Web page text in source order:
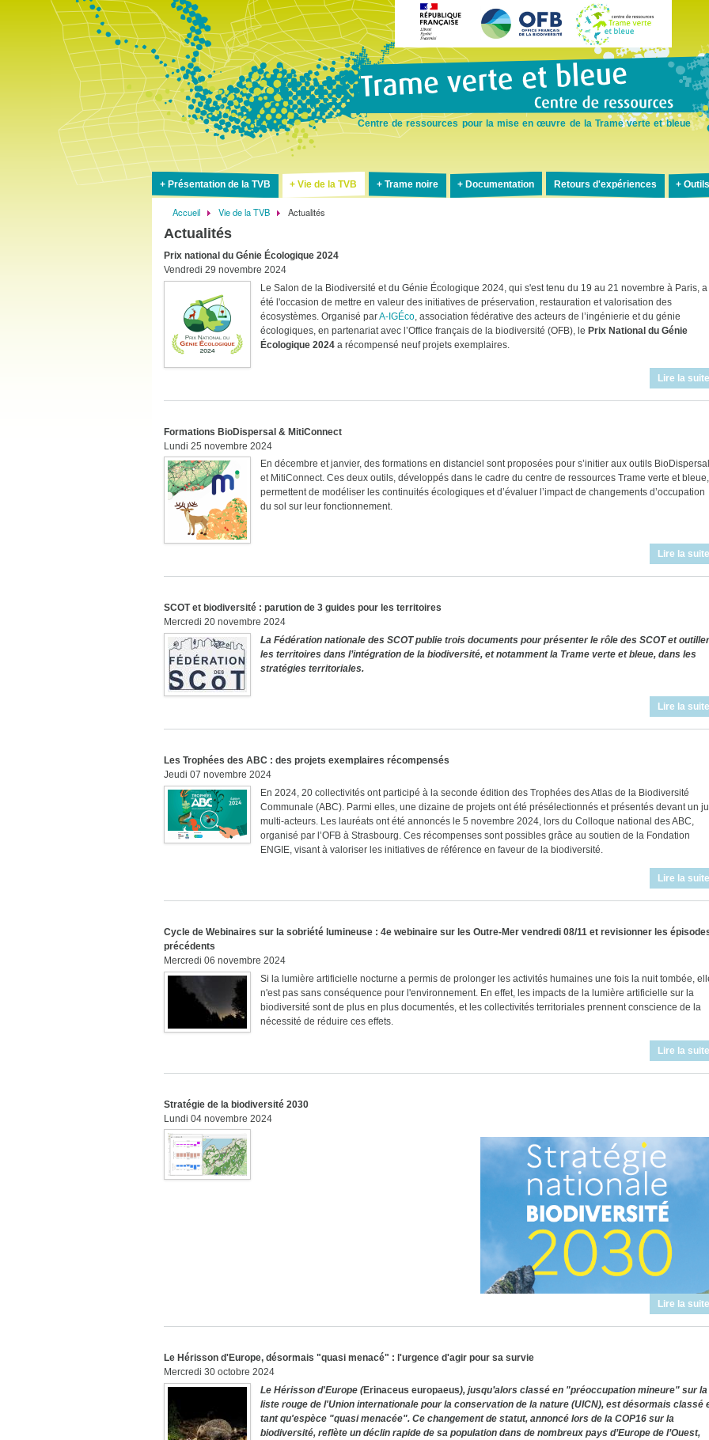
au
contenu
Centre de ressources pour la mise en œuvre de la Trame verte et bleue
Présentation de la TVB Vie de la TVB Trame noire Documentation Retours d'expériences
Fil
d'Ariane
Accueil Vie de la TVB Actualités
Actualités
Prix national du Génie Écologique 2024
Vendredi 29 novembre 2024
Le Salon de la Biodiversité et du Génie Écologique 2024, qui s'est tenu du 19 au 21 novembre à Paris, a
été l'occasion de mettre en valeur des initiatives de préservation, restauration et valorisation des
écosystèmes. Organisé parA-IGÉco , association fédérative des acteurs de l’ingénierie et du génie
écologiques, en partenariat avec l’Office français de la biodiversité (OFB), le Prix National du Génie
Écologique 2024 a récompensé neuf projets exemplaires.
Lire la suite
Formations BioDispersal & MitiConnect
Lundi 25 novembre 2024
En décembre et janvier, des formations en distanciel sont proposées pour s’initier aux outils BioDispersal
et MitiConnect. Ces deux outils, développés dans le cadre du centre de ressources Trame verte et bleue,
permettent de modéliser les continuités écologiques et d’évaluer l’impact de changements d’occupation
du sol sur leur fonctionnement.
Lire la suite
SCOT et biodiversité : parution de 3 guides pour les territoires
Mercredi 20 novembre 2024
La Fédération nationale des SCOT publie trois documents pour présenter le rôle des SCOT et outiller
les territoires dans l’intégration de la biodiversité, et notamment la Trame verte et bleue, dans les
stratégies territoriales.
Lire la suite
Les Trophées des ABC : des projets exemplaires récompensés
Jeudi 07 novembre 2024
En 2024, 20 collectivités ont participé à la seconde édition des Trophées des Atlas de la Biodiversité
Communale (ABC). Parmi elles, une dizaine de projets ont été présélectionnés et présentés devant un
multi-acteurs. Les lauréats ont été annoncés le 5 novembre 2024, lors du Colloque national des ABC,
organisé par l’OFB à Strasbourg. Ces récompenses sont possibles grâce au soutien de la Fondation
ENGIE, visant à valoriser les initiatives de référence en faveur de la biodiversité.
Lire la suite
Cycle de Webinaires sur la sobriété lumineuse : 4e webinaire sur les Outre-Mer vendredi 08/11 et revisionner les
précédents
Mercredi 06 novembre 2024
Si la lumière artificielle nocturne a permis de prolonger les activités humaines une fois la nuit tombée,
n'est pas sans conséquence pour l'environnement. En effet, les impacts de la lumière artificielle sur la
biodiversité sont de plus en plus documentés, et les collectivités territoriales prennent conscience de la
nécessité de réduire ces effets.
Lire la suite
Stratégie de la biodiversité 2030
Lundi 04 novembre 2024
Lire la suite
Le Hérisson d'Europe, désormais "quasi menacé" : l'urgence d'agir pour sa survie
Mercredi 30 octobre 2024
Le Hérisson d'Europe (Erinaceus europaeus), jusqu’alors classé en "préoccupation mineure" sur la
liste rouge de l'Union internationale pour la conservation de la nature (UICN), est désormais classé
tant qu'espèce "quasi menacée". Ce changement de statut, annoncé lors de la COP16 sur la
biodiversité, reflète un déclin rapide de sa population dans de nombreux pays d’Europe de l’Ouest,